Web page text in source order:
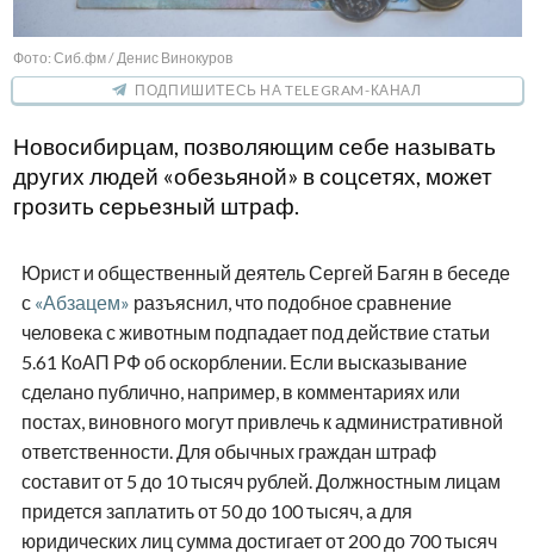
Фото: Сиб.фм / Денис Винокуров
ПОДПИШИТЕСЬ НА TELEGRAM-КАНАЛ
Новосибирцам, позволяющим себе называть
других людей «обезьяной» в соцсетях, может
грозить серьезный штраф.
Юрист и общественный деятель Сергей Багян в беседе
с «Абзацем» разъяснил, что подобное сравнение
человека с животным подпадает под действие статьи
5.61 КоАП РФ об оскорблении. Если высказывание
сделано публично, например, в комментариях или
постах, виновного могут привлечь к административной
ответственности. Для обычных граждан штраф
составит от 5 до 10 тысяч рублей. Должностным лицам
придется заплатить от 50 до 100 тысяч, а для
юридических лиц сумма достигает от 200 до 700 тысяч